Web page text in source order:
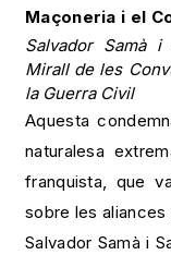
Maçoneria i el
Salvador Samà
Mirall de les
la Guerra Civil
Aquesta
naturalesa
franquista, que
sobre les
Salvador Samà i